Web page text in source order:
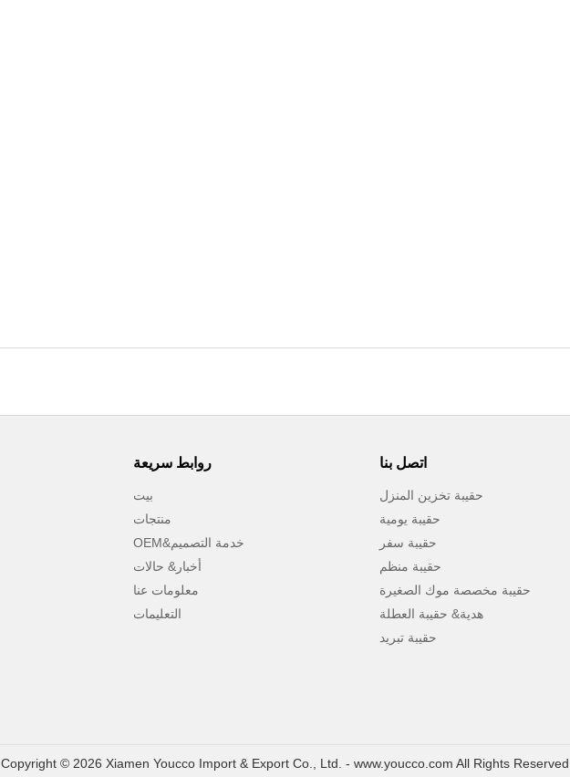
روابط سريعة
بيت
منتجات
OEM&خدمة التصميم
أخبار& حالات
معلومات عنا
التعليمات
اتصل بنا
حقيبة تخزين المنزل
حقيبة يومية
حقيبة سفر
حقيبة منظم
حقيبة مخصصة موك الصغيرة
هدية& حقيبة العطلة
حقيبة تبريد
Copyright © 2026 Xiamen Youcco Import & Export Co., Ltd. - www.youcco.com All Rights Reserved.